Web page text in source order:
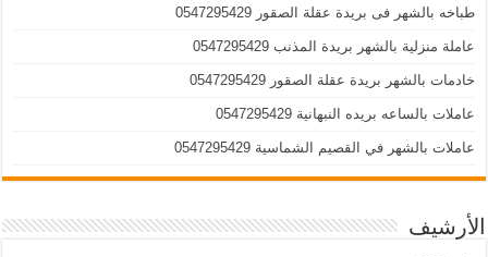
طباخه بالشهر فى بريدة عقلة الصقور 0547295429
عاملة منزلية بالشهر بريدة المذنب 0547295429
خادمات بالشهر بريدة عقلة الصقور 0547295429
عاملات بالساعه بريده النبهانية 0547295429
عاملات بالشهر في القصيم الشماسية 0547295429
الأرشيف